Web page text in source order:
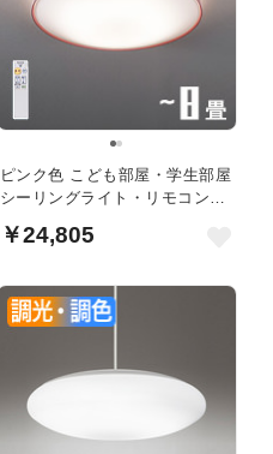
ピンク色 こども部屋・学生部屋
シーリングライト・リモコン付
￥24,805